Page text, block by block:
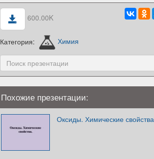
600.00K
Категория: Химия
Похожие презентации:
Оксиды. Химические свойства